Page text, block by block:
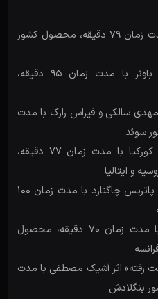
«ریشه‌ها» اثر ته‌آ لوکاچ با مدت زمان 79 دقیقه، محصول کشور
«زندگی فولادی» اثر انوئل باوئر با مدت زمان 95 دقیقه،
سالکی و فیراس رازک با مدت
«جی ئی اس 2» اثر ناستیا کورکیا با مدت زمان 77 دقیقه،
و ایتالیا
«ودت» اثر کلودین بوریس و پاتریس چاگنارد با مدت زمان 100
«فرار» اثر نیری آدلین هی با مدت زمان 70 دقیقه، محصول
دست رفته» اثر آشیک مصطفی با مدت